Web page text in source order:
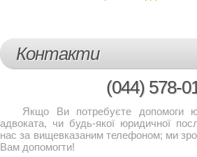
Контакти
(044) 578-
Якщо Ви потребуєте допомоги
адвоката, чи будь-якої юридичної
нас за вищевказаним телефоном; ми
Вам допомогти!